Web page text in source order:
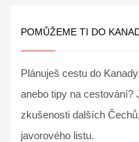
POMŮŽEME TI DO
Plánuješ cestu do
anebo tipy na
zkušenosti dalších
javorového listu.